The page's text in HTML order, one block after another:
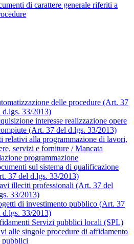
di carattere generale riferiti a
delle procedure (Art. 37
d.lgs. 33/2013)
interesse realizzazione opere
(Art. 37 del d.lgs. 33/2013)
relativi alla programmazione di lavori,
servizi e forniture / Mancata
programmazione
sul sistema di qualificazione
37 del d.lgs. 33/2013)
illeciti professionali (Art. 37 del
33/2013)
di investimento pubblico (Art. 37
d.lgs. 33/2013)
Servizi pubblici locali (SPL)
alle singole procedure di affidamento
pubblici